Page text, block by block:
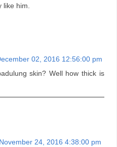
him.
02, 2016 12:56:00 pm
skin? Well how thick is
24, 2016 4:38:00 pm